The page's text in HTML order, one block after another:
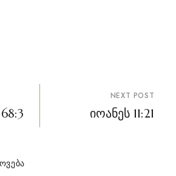
NEXT POST
იოანეს 11:21